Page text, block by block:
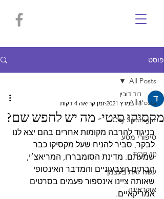
פוסט
All Posts
Сity Spotlight
סיפורי מסע
TOP 10
עשה זאת בעצמך
אוקראינה
All Posts
מקסיקו סיטי- מה יש לחפש שם?
דוד דובין
18 במרץ 2021
זמן קריאה 4 דקות
בניגוד להרבה מקומות אחרים בהם יצא לנו
לבקר, סביר להניח שעל מקסיקו כבר
שמעתם. מדינת הסומבררו, המריאצ׳י,
הבתים הצבעוניים והמדבר האינסופי
שאותה ציינו אינספור פעמים בסרטים
אמריקאיים.